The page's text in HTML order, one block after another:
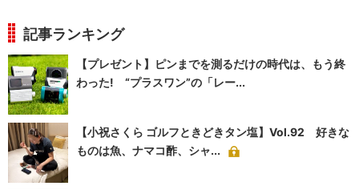
記事ランキング
【プレゼント】ピンまでを測るだけの時代は、もう終
わった! “プラスワン”の「レー...
【小祝さくら ゴルフときどきタン塩】Vol.92 好きな
ものは魚、ナマコ酢、シャ...